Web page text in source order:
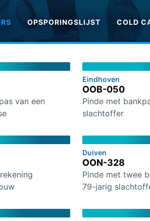
OPSPORINGSLIJST COLD
van een
Eindhoven
OOB-050
Pinde met
slachtoffer
Duiven
OON-328
Pinde met twee
79-jarig